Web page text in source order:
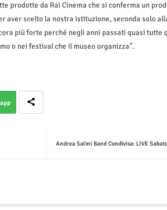
prodotte da Rai Cinema che si conferma un
aver scelto la nostra istituzione, seconda solo
più forte perché negli anni passati quasi tutte
o nei festival che il museo organizza”.
Andrea Salini Band Condivisa: LIVE